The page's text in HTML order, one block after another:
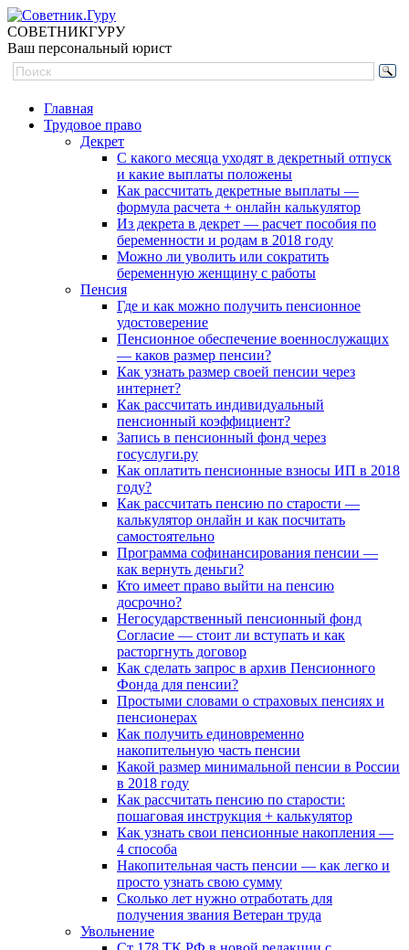
СОВЕТНИКГУРУ
Ваш персональный юрист
Главная
Трудовое право
Декрет
С какого месяца уходят в декретный отпуск
и какие выплаты положены
Как рассчитать декретные выплаты —
формула расчета + онлайн калькулятор
Из декрета в декрет — расчет пособия по
беременности и родам в 2018 году
Можно ли уволить или сократить
беременную женщину с работы
Пенсия
Где и как можно получить пенсионное
удостоверение
Пенсионное обеспечение военнослужащих
— каков размер пенсии?
Как узнать размер своей пенсии через
интернет?
Как рассчитать индивидуальный
пенсионный коэффициент?
Запись в пенсионный фонд через
госуслуги.ру
Как оплатить пенсионные взносы ИП в 2018
году?
Как рассчитать пенсию по старости —
калькулятор онлайн и как посчитать
самостоятельно
Программа софинансирования пенсии —
как вернуть деньги?
Кто имеет право выйти на пенсию
досрочно?
Негосударственный пенсионный фонд
Согласие — стоит ли вступать и как
расторгнуть договор
Как сделать запрос в архив Пенсионного
Фонда для пенсии?
Простыми словами о страховых пенсиях и
пенсионерах
Как получить единовременно
накопительную часть пенсии
Какой размер минимальной пенсии в России
в 2018 году
Как рассчитать пенсию по старости:
пошаговая инструкция + калькулятор
Как узнать свои пенсионные накопления —
4 способа
Накопительная часть пенсии — как легко и
просто узнать свою сумму
Сколько лет нужно отработать для
получения звания Ветеран труда
Увольнение